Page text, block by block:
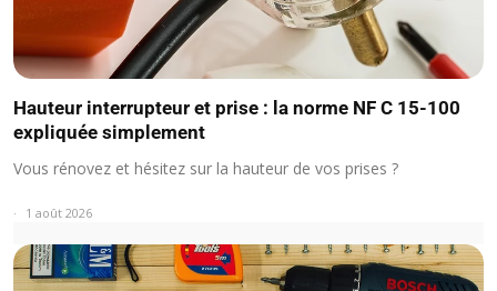
Hauteur interrupteur et prise : la norme NF C 15-100
expliquée simplement
Vous rénovez et hésitez sur la hauteur de vos prises ?
1 août 2026